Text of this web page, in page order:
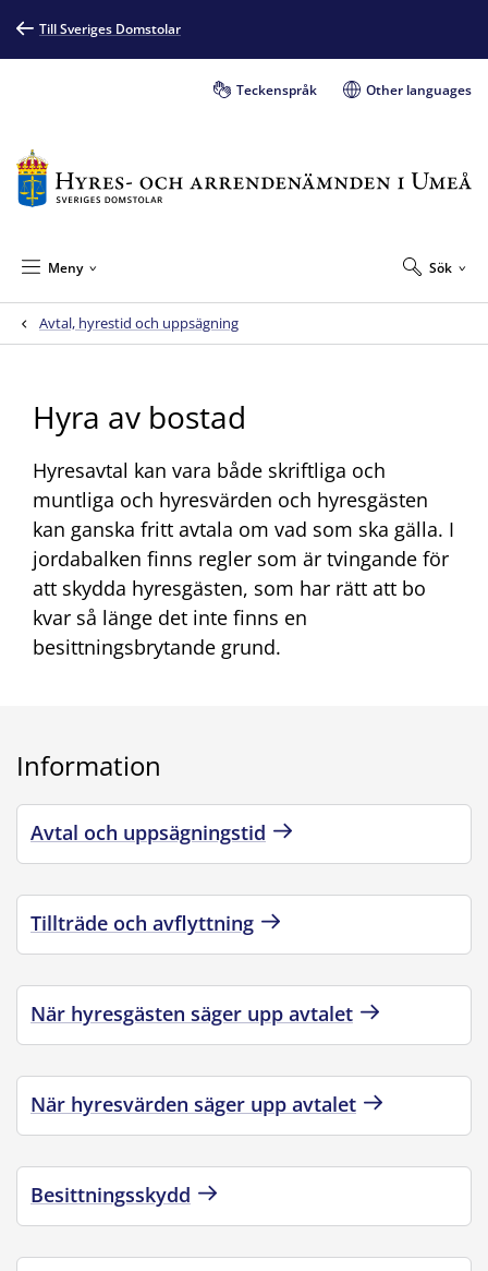
Till Sveriges Domstolar
Teckenspråk Other languages
Sök
Meny
Avtal, hyrestid och uppsägning
Hyra av bostad
Hyresavtal kan vara både skriftliga och
muntliga och hyresvärden och hyresgästen
kan ganska fritt avtala om vad som ska gälla. I
jordabalken finns regler som är tvingande för
att skydda hyresgästen, som har rätt att bo
kvar så länge det inte finns en
besittningsbrytande grund.
Information
Avtal och uppsägningstid
Tillträde och avflyttning
När hyresgästen säger upp avtalet
När hyresvärden säger upp avtalet
Besittningsskydd